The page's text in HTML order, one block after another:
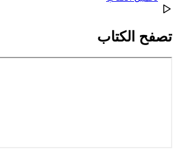
تصفح الكتاب